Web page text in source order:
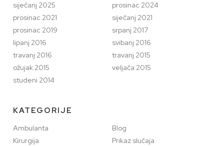
siječanj 2025
prosinac 2024
prosinac 2021
siječanj 2021
prosinac 2019
srpanj 2017
lipanj 2016
svibanj 2016
travanj 2016
travanj 2015
ožujak 2015
veljača 2015
studeni 2014
KATEGORIJE
Ambulanta
Blog
Kirurgija
Prikaz slučaja